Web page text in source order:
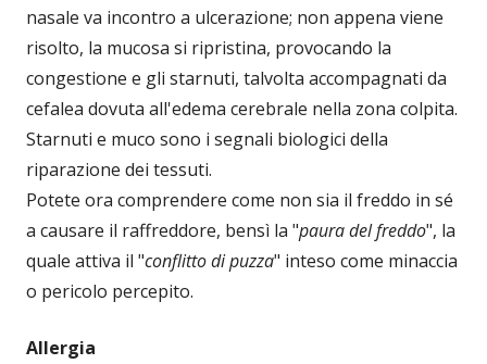
nasale va incontro a ulcerazione; non appena viene
risolto, la mucosa si ripristina, provocando la
congestione e gli starnuti, talvolta accompagnati da
cefalea dovuta all'edema cerebrale nella zona colpita.
Starnuti e muco sono i segnali biologici della
riparazione dei tessuti.
Potete ora comprendere come non sia il freddo in sé
a causare il raffreddore, bensì la "paura del freddo", la
quale attiva il "conflitto di puzza" inteso come minaccia
o pericolo percepito.
Allergia